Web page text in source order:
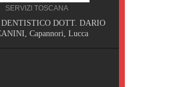
SERVIZI TOSCANA
DOTT. DARIO
Capannori, Lucca